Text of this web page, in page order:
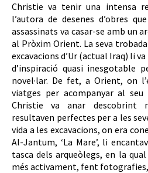
Christie va tenir una intensa
l’autora de desenes d’obres
assassinats va casar-se amb un
al Pròxim Orient. La seva
excavacions d’Ur (actual Iraq) li
d’inspiració quasi inesgotable
novel·lar. De fet, a Orient, on
viatges per acompanyar al
Christie va anar descobrint
resultaven perfectes per a les
vida a les excavacions, on era
Al-Jantum, ‘La Mare’, li
tasca dels arqueòlegs, en la qual
més activament, fent